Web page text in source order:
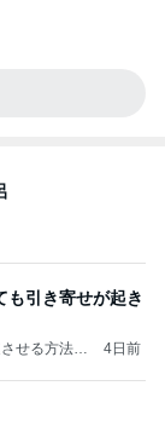
も引き寄せが起き
せる方法：
4日前